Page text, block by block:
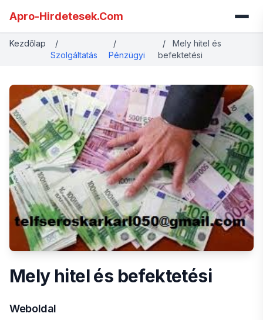
Apro-Hirdetesek.Com
Kezdőlap
/
Szolgáltatás
/
Pénzügyi
/
Mely hitel és
befektetési
Mely hitel és befektetési
Weboldal